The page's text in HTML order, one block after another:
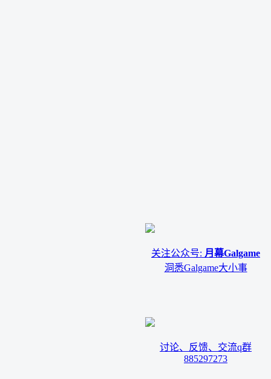
关注公众号: 月幕Galgame
洞悉Galgame大小事
讨论、反馈、交流q群
885297273